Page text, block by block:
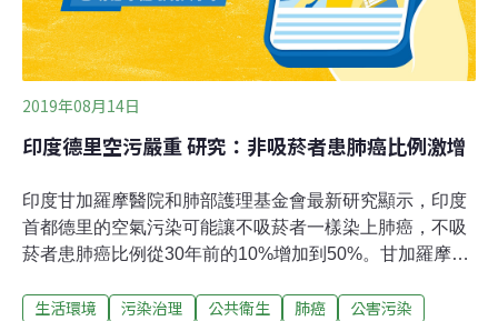
生的外部成本已浮現。台灣肺癌學會理事長
2019年08月14日
印度德里空污嚴重 研究：非吸菸者患肺癌比例激增
印度甘加羅摩醫院和肺部護理基金會最新研究顯示，印度
首都德里的空氣污染可能讓不吸菸者一樣染上肺癌，不吸
菸者患肺癌比例從30年前的10%增加到50%。甘加羅摩醫
基金會（Lung Care Foundation）分析過去30年在德里進
生活環境 污染治理 公共衛生 肺癌
公害污染